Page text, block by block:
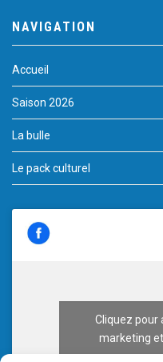
NAVIGATION
Accueil
Saison 2026
La bulle
Le pack culturel
Cliquez pour
marketing